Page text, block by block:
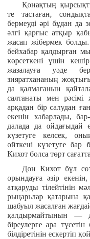
Қонақтың
те тастаған,
бермеуді әрі бұдан да
әлгі қарғыс атқыр
жасап жібермек
бейхабар қалдырған
көрсеткені үшін
жазалауға уәде
зияратхананың
да қалмағанын
салтанаты мен
арқадан бір салудан
екенін хабарлады,
далада да ойдағыдай
күзетуге келсек,
өйткені күзетуге бар
Кихот болса төрт
Дон Кихот бұл
орындауға әзір
атқаруды тілейтінін
рыцарьлар қатарына
шабуыл жасалған
қалдырмайтынын —
біреулерге ара
білдіретінін ескертіп